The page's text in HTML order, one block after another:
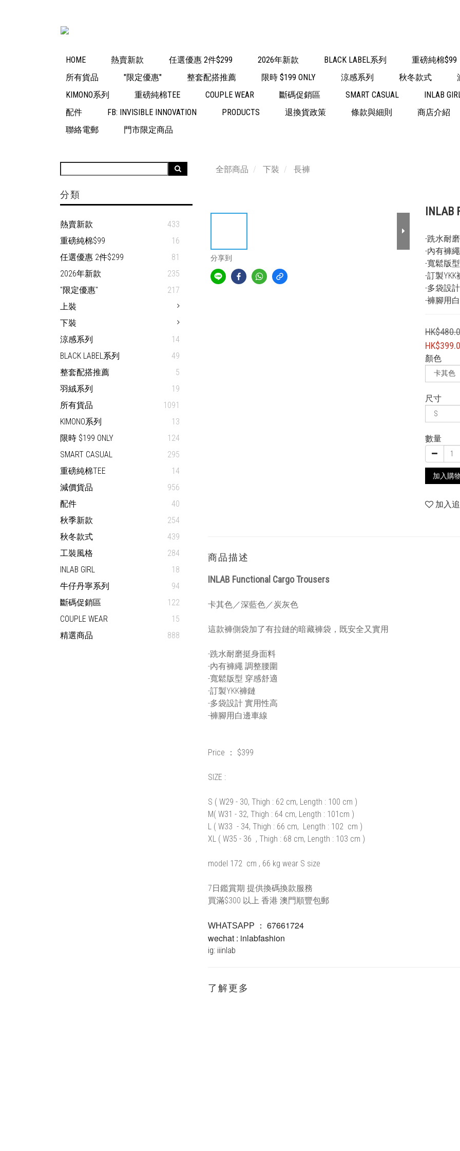
HOME 熱賣新款 任選優惠 2件$299 2026年新款 BLACK LABEL系列 重磅純棉$99
所有貨品
"限定優惠" 整套配搭推薦 限時 $199 ONLY 涼感系列 秋冬款式
KIMONO系列
重磅純棉TEE COUPLE WEAR 斷碼促銷區 SMART CASUAL INLAB
配件
FB: INVISIBLE INNOVATION PRODUCTS 退換貨政策 條款與細則 商店介紹
聯絡電郵
門市限定商品
分類
熱賣新款
433
重磅純棉$99
16
任選優惠 2件$299
81
2026年新款
235
"限定優惠"
217
上裝
下裝
涼感系列
14
BLACK LABEL系列
49
整套配搭推薦
5
羽絨系列
19
所有貨品
1091
KIMONO系列
13
限時 $199 ONLY
124
SMART CASUAL
295
重磅純棉TEE
14
減價貨品
956
配件
40
秋季新款
254
秋冬款式
439
工裝風格
284
INLAB GIRL
18
牛仔丹寧系列
94
斷碼促銷區
122
COUPLE WEAR
15
精選商品
888
全部商品 下裝 長褲
分享到
-跣水耐
-內有褲
-寬鬆版
-訂製YKK
-多袋設
-褲腳用
顏色
尺寸
數量
加入購
加入
商品描述
INLAB Functional Cargo Trousers
卡其色／深藍色／炭灰色
這款褲側袋加了有拉鏈的暗藏褲袋，既安全又實用
-跣水耐磨挺身面料
-內有褲繩 調整腰圍
-寬鬆版型 穿感舒適
-訂製YKK褲鏈
-多袋設計 實用性高
-褲腳用白邊車線
Price ： $399
SIZE :
S ( W29 - 30, Thigh : 62 cm, Length : 100 cm )
M( W31 - 32, Thigh : 64 cm, Length : 101cm )
L ( W33 - 34, Thigh : 66 cm, Length : 102 cm )
XL ( W35 - 36 , Thigh : 68 cm, Length : 103 cm )
model 172 cm , 66 kg wear S size
7日鑑賞期 提供換碼換款服務
買滿$300 以上 香港 澳門順豐包郵
WHATSAPP ： 67661724
wechat : inlabfashion
ig: iiinlab
了解更多